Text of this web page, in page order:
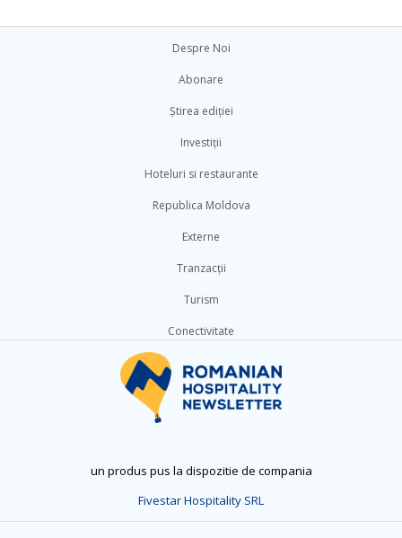
Despre Noi
Abonare
Știrea ediției
Investiții
Hoteluri si restaurante
Republica Moldova
Externe
Tranzacții
Turism
Conectivitate
un produs pus la dispozitie de compania
Fivestar Hospitality SRL